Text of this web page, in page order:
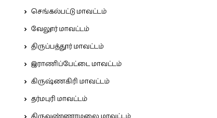
செங்கல்பட்டு மாவட்டம்
வேலூர் மாவட்டம்
திருப்பத்தூர் மாவட்டம்
இராணிப்பேட்டை மாவட்டம்
கிருஷ்ணகிரி மாவட்டம்
தர்மபுரி மாவட்டம்